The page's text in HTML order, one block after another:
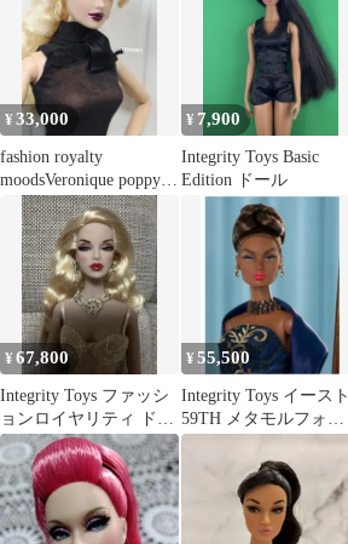
¥33,000
fashion royalty
moodsVeronique poppy好
きにも
¥ 7,900
Integrity Toys Basic
Edition ドール
¥67,800
Integrity Toys ファッシ
ョンロイヤリティ ドー
ル 2013
¥55,500
Integrity Toys イースト
59TH メタモルフォシ
スコレクション新品